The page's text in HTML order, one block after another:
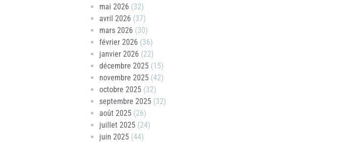
mai 2026 (32)
avril 2026 (37)
mars 2026 (30)
février 2026 (36)
janvier 2026 (22)
décembre 2025 (15)
novembre 2025 (42)
octobre 2025 (32)
septembre 2025 (32)
août 2025 (26)
juillet 2025 (24)
juin 2025 (44)